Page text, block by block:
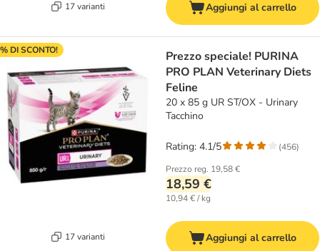
17 varianti Aggiungi al carrello
DI SCONTO!
17 varianti
Prezzo speciale! PURINA
PRO PLAN Veterinary Diets
Feline
20 x 85 g UR ST/OX - Urinary
Tacchino
Prezzo reg. 19,58 €
18,59 €
10,94 € / kg
Rating: 4.1/5 (456)
Aggiungi al carrello